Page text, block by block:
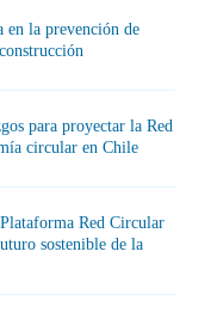
en la prevención de
para proyectar la Red
circular en Chile
Red Circular
sostenible de la